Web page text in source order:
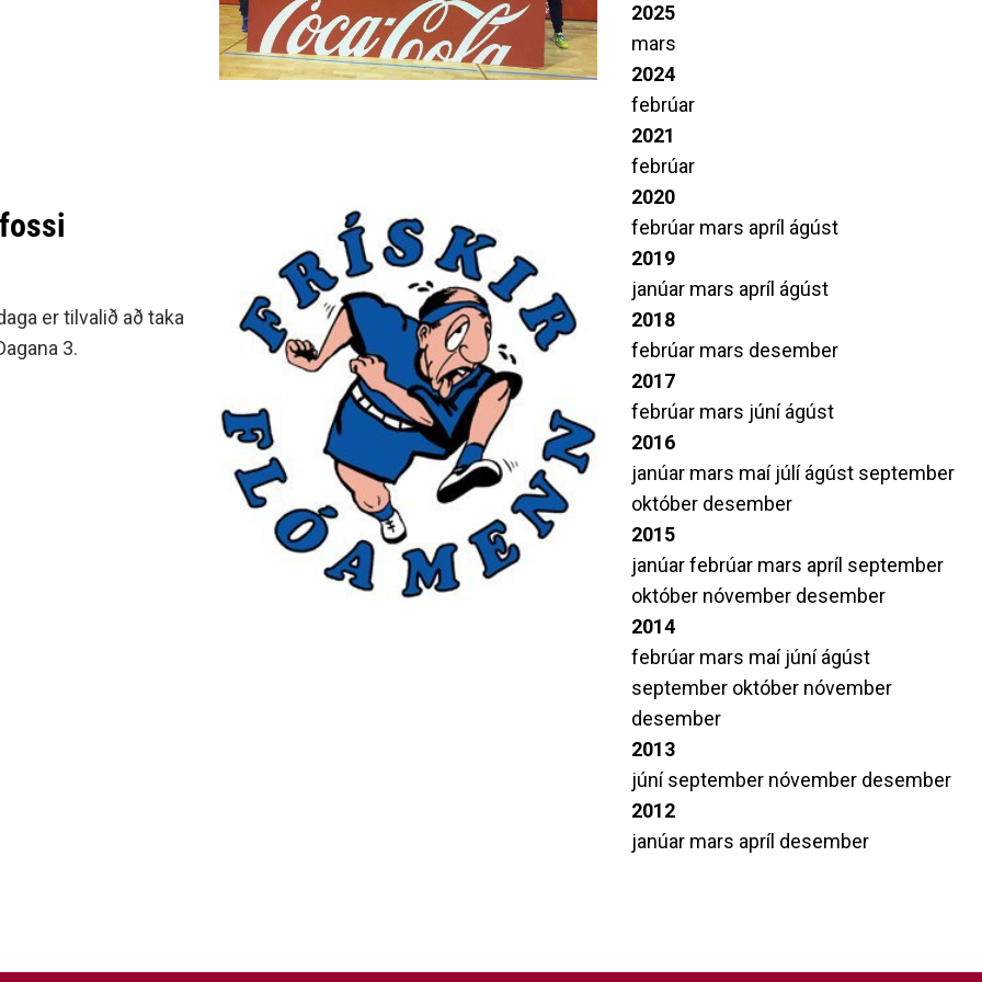
minjanefndar
er tilvalið að taka
3.
2025
mars
2024
febrúar
2021
febrúar
2020
febrúar mars apríl ágúst
2019
janúar mars apríl ágúst
2018
febrúar mars desember
2017
febrúar mars júníágúst
2016
janúar mars maí júlíágúst september
október desember
2015
janúarfebrúar mars apríl september
október nóvember desember
2014
febrúar mars maí júníágúst
september október nóvember
desember
2013
júníseptember nóvember desember
2012
janúar mars apríl desember